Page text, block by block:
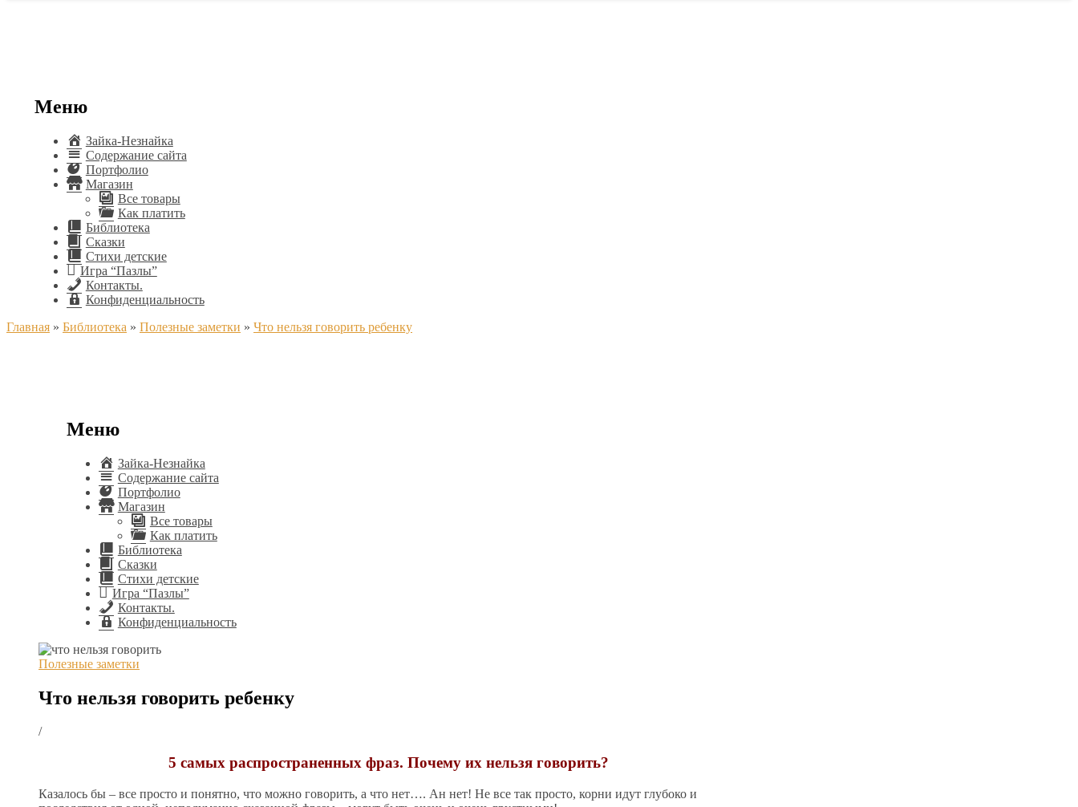
Меню
Зайка-Незнайка
Содержание сайта
Портфолио
Магазин
Все товары
Как платить
Библиотека
Сказки
Стихи детские
Игра “Пазлы”
Контакты.
Конфиденциальность
Главная » Библиотека » Полезные заметки » Что нельзя говорить ребенку
Меню
Зайка-Незнайка
Содержание сайта
Портфолио
Магазин
Все товары
Как платить
Библиотека
Сказки
Стихи детские
Игра “Пазлы”
Контакты.
Конфиденциальность
Полезные заметки
Что нельзя говорить ребенку
/
5 самых распространенных фраз. Почему их нельзя говорить?
Казалось бы – все просто и понятно, что можно говорить, а что нет…. Ан нет! Не все так просто, корни идут глубоко и